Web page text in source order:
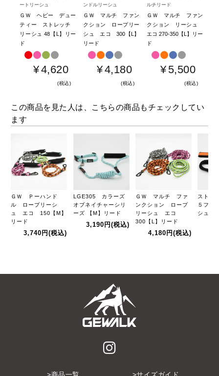
ートリーシュ
ＧＷ ヘビー デュー
ティー ストレッチ
リーシュ 48【L】リー
ド
¥4,620
税込
ンドルリーシュ
ＧＷ マルチ ファン
クション ロープリー
シュ エコ 300【L】
リード
¥4,180
税込
ルチリード
ＧＷ マルチ ファン
クション リーシュ
エコ 270-350【L】リー
ド
¥ 5,500
税込
この商品を見た人は、こちらの商品もチェックしてい
ます
ＧＷ Ｐーハンド
ル ロープリーシ
ュ エコ 150【M】
リード
3,740円(税込)
LGE305 カラーズ
オブネイチャーシリ
ーズ 【M】リード
3,190円 (税込)
ＧＷ マルチ ファ
ンクション ロープ
リーシュ エコ
300【L】リード
4,180円 (税込)
ストレ
５フレ
シュ【
商品一覧 サイズガイド